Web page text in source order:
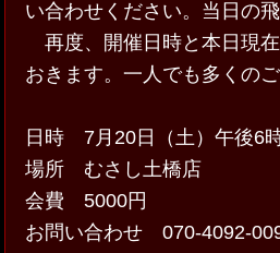
い合わせください。当日の
再度、開催日時と本日現
おきます。一人でも多くの
日時 7月20日（土）午後6
場所 むさし土橋店
会費 5000円
お問い合わせ 070-4092-